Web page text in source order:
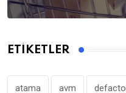
ETIKETLER
atama avm defacto